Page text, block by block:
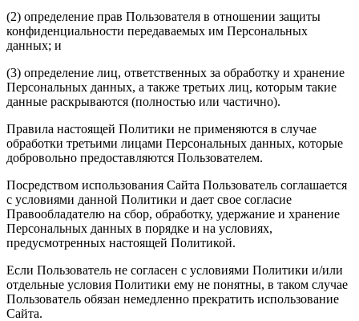
(2) определение прав Пользователя в отношении защиты
конфиденциальности передаваемых им Персональных
данных; и
(3) определение лиц, ответственных за обработку и хранение
Персональных данных, а также третьих лиц, которым такие
данные раскрываются (полностью или частично).
Правила настоящей Политики не применяются в случае
обработки третьими лицами Персональных данных, которые
добровольно предоставляются Пользователем.
Посредством использования Сайта Пользователь соглашается
с условиями данной Политики и дает свое согласие
Правообладателю на сбор, обработку, удержание и хранение
Персональных данных в порядке и на условиях,
предусмотренных настоящей Политикой.
Если Пользователь не согласен с условиями Политики и/или
отдельные условия Политики ему не понятны, в таком случае
Пользователь обязан немедленно прекратить использование
Сайта.